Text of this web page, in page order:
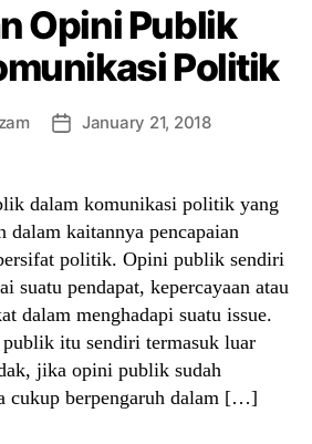
Opini Publik
Politik
PostJanuary 21, 2018
dalam komunikasi politik yang
dalam kaitannya pencapaian
politik. Opini publik sendiri
suatu pendapat, kepercayaan atau
dalam menghadapi suatu issue.
itu sendiri termasuk luar
jika opini publik sudah
cukup berpengaruh dalam […]